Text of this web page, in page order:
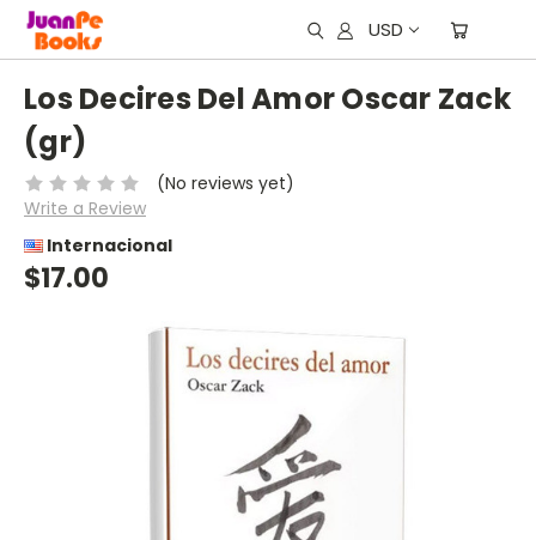
USD
Los Decires Del Amor Oscar Zack
(gr)
(No reviews yet)
Write a Review
Internacional
$17.00